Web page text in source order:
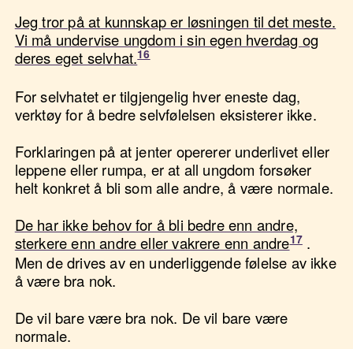
Jeg tror på at kunnskap er løsningen til det meste.
Vi må undervise ungdom i sin egen hverdag og
deres eget selvhat.
For selvhatet er tilgjengelig hver eneste dag,
verktøy for å bedre selvfølelsen eksisterer ikke.
Forklaringen på at jenter opererer underlivet eller
leppene eller rumpa, er at all ungdom forsøker
helt konkret å bli som alle andre, å være normale.
De har ikke behov for å bli bedre enn andre,
sterkere enn andre eller vakrere enn andre
.
Men de drives av en underliggende følelse av ikke
å være bra nok.
De vil bare være bra nok. De vil bare være
normale.